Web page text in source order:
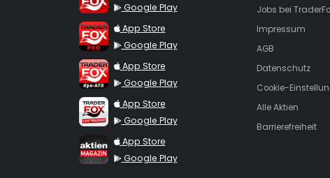
Google Play
TraderFox Pro
App Store
Google Play
TraderFox dpa-AFX ProFeed
App Store
Google Play
TraderFox Live Trading
App Store
Google Play
TraderFox aktien Magazin
App Store
Google Play
Jobs bei
Impressum
AGB
Datenschutz
Cookie-
Alle Aktien
Barrierefreiheit